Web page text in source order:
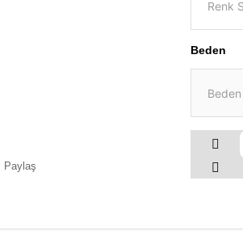
Paylaş
Beden